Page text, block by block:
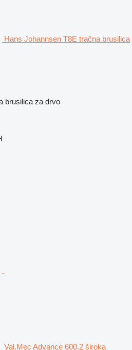
Hans Johannsen T8E tračna brusilica
brusilica za drvo
Val.Mec Advance 600.2 široka